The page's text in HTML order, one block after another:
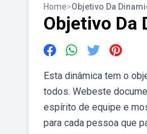
Home>Objetivo Da
Objetivo Da
Esta dinâmica tem o
todos. Webeste
espírito de equipe e
para cada pessoa que